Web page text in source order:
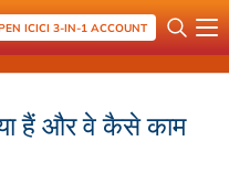
ICICI 3-IN-1 ACCOUNT
हैं और वे कैसे काम